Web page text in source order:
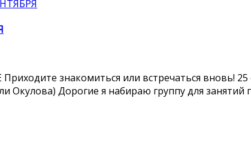
знакомиться или встречаться вновь! 25
Окулова) Дорогие я набираю группу для занятий